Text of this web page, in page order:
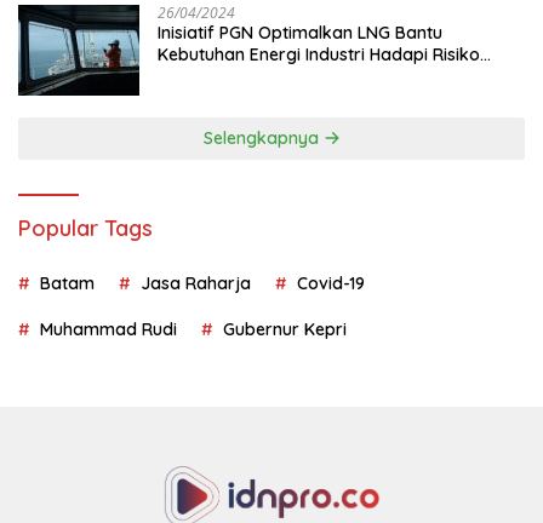
26/04/2024
Inisiatif PGN Optimalkan LNG Bantu
Kebutuhan Energi Industri Hadapi Risiko
Selengkapnya
Popular Tags
Batam Jasa Raharja Covid-19
Muhammad Rudi Gubernur Kepri